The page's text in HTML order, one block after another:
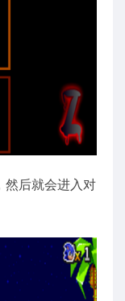
然后就会进入对